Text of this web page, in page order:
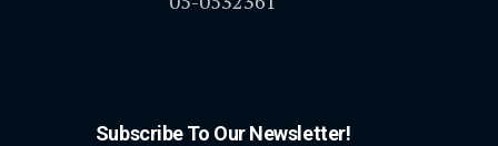
Subscribe To Our Newsletter!